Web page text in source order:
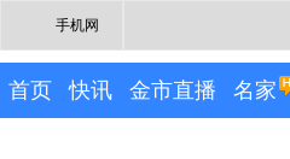
手机网
首页 快讯 金市直播 名家